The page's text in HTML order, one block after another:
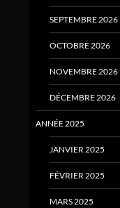
SEPTEMBRE 2026
OCTOBRE 2026
NOVEMBRE 2026
DÉCEMBRE 2026
ANNÉE 2025
JANVIER 2025
FÉVRIER 2025
MARS 2025